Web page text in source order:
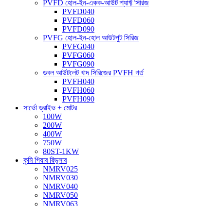
PVFD হোল-ইন-একক-আউট শ্যাফ্ট সিরিজ
PVFD040
PVFD060
PVFD090
PVFG হোল-ইন-হোল আউটপুট সিরিজ
PVFG040
PVFG060
PVFG090
ডবল আউটলেট খাদ সিরিজের PVFH গর্ত
PVFH040
PVFH060
PVFH090
সার্ভো ড্রাইভ + মোটর
100W
200W
400W
750W
80ST-1KW
কৃমি গিয়ার রিডুসার
NMRV025
NMRV030
NMRV040
NMRV050
NMRV063